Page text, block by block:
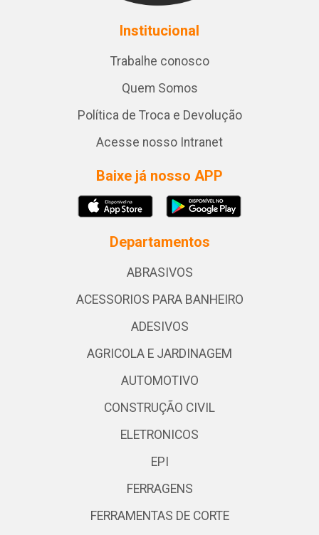
Institucional
Trabalhe conosco
Quem Somos
Política de Troca e Devolução
Acesse nosso Intranet
Baixe já nosso APP
Departamentos
ABRASIVOS
ACESSORIOS PARA BANHEIRO
ADESIVOS
AGRICOLA E JARDINAGEM
AUTOMOTIVO
CONSTRUÇÃO CIVIL
ELETRONICOS
EPI
FERRAGENS
FERRAMENTAS DE CORTE